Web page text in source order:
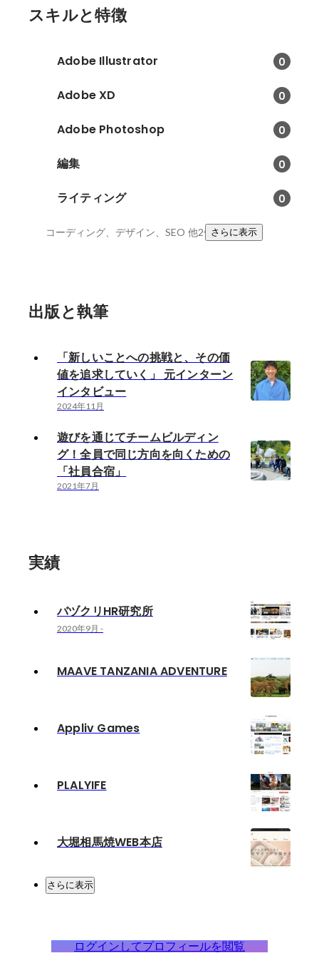
スキルと特徴
Adobe Illustrator 0
Adobe XD 0
Adobe Photoshop 0
編集 0
ライティング 0
コーディング、デザイン、SEO 他2件さらに表示
出版と執筆
「新しいことへの挑戦と、その価
値を追求していく」 元インターン
インタビュー
2024年11月
遊びを通じてチームビルディン
グ！全員で同じ方向を向くための
「社員合宿」
2021年7月
実績
バヅクリHR研究所
2020年9月 -
MAAVE TANZANIA ADVENTURE
Appliv Games
PLALYIFE
大堀相馬焼WEB本店
さらに表示
ログインしてプロフィールを閲覧